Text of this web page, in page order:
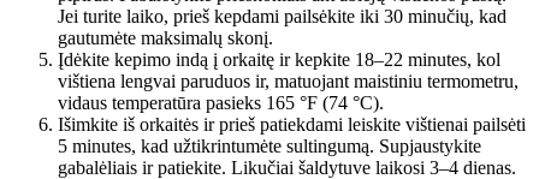
Jei turite laiko, prieš kepdami pailsėkite iki 30 minučių, kad
gautumėte maksimalų skonį.
Įdėkite kepimo indą į orkaitę ir kepkite 18–22 minutes, kol
vištiena lengvai paruduos ir, matuojant maistiniu termometru,
vidaus temperatūra pasieks 165 °F (74 °C).
Išimkite iš orkaitės ir prieš patiekdami leiskite vištienai pailsėti
5 minutes, kad užtikrintumėte sultingumą. Supjaustykite
gabalėliais ir patiekite. Likučiai šaldytuve laikosi 3–4 dienas.